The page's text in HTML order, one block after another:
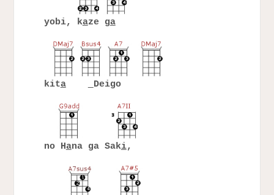
yobi, kaze ga
kita Deigo
no Hana ga Saki,